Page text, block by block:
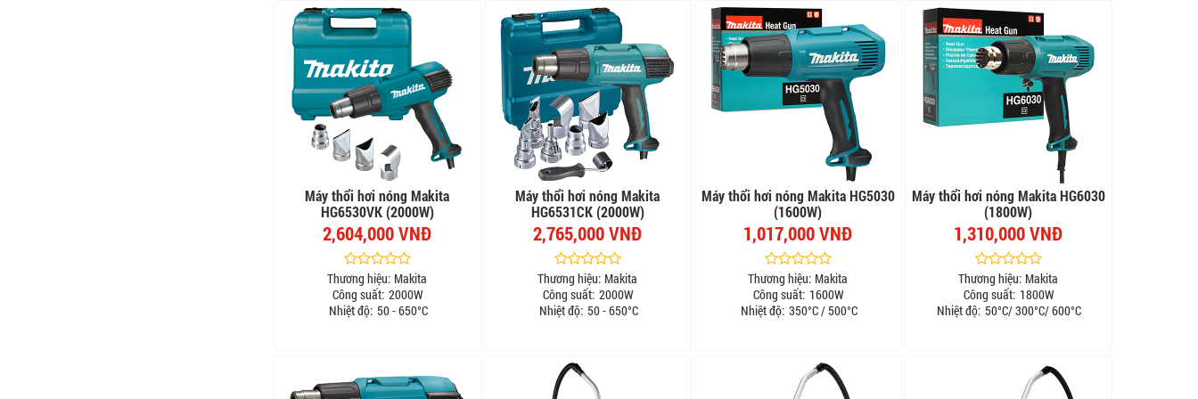
Máy thổi hơi nóng Makita
HG6530VK (2000W)
2,604,000 VNĐ
Thương hiệu: Makita
Công suất: 2000W
Nhiệt độ: 50 - 650°C
Máy thổi hơi nóng Makita
HG6531CK (2000W)
2,765,000 VNĐ
Thương hiệu: Makita
Công suất: 2000W
Nhiệt độ: 50 - 650°C
Máy thổi hơi nóng Makita HG5030
(1600W)
1,017,000 VNĐ
Thương hiệu: Makita
Công suất: 1600W
Nhiệt độ: 350°C / 500°C
Máy thổi hơi nóng Makita HG6030
(1800W)
1,310,000 VNĐ
Thương hiệu: Makita
Công suất: 1800W
Nhiệt độ: 50°C/ 300°C/ 600°C